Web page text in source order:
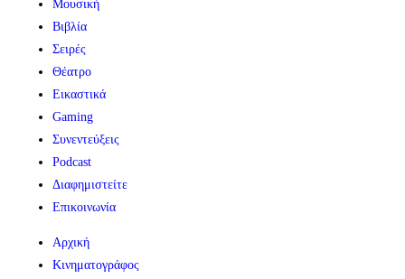
Μουσική
Βιβλία
Σειρές
Θέατρο
Εικαστικά
Gaming
Συνεντεύξεις
Podcast
Διαφημιστείτε
Επικοινωνία
Αρχική
Κινηματογράφος